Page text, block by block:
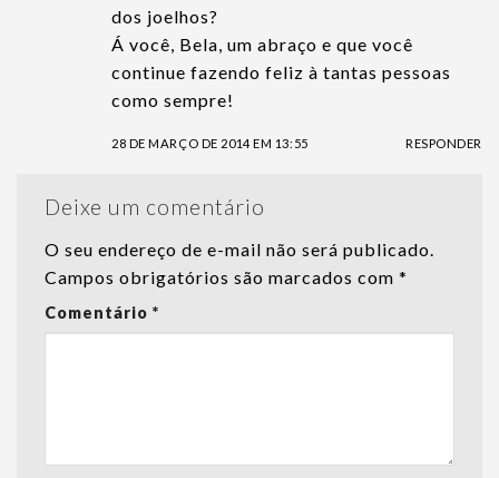
dos joelhos?
Á você, Bela, um abraço e que você
continue fazendo feliz à tantas pessoas
como sempre!
28 DE MARÇO DE 2014 EM 13:55 RESPONDER
Deixe um comentário
O seu endereço de e-mail não será publicado.
Campos obrigatórios são marcados com *
Comentário *